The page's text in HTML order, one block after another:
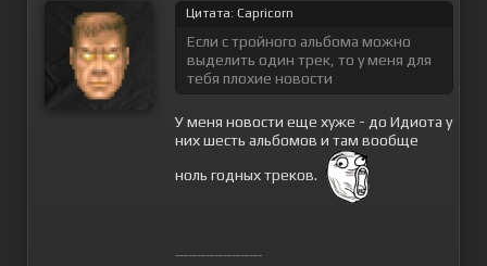
Цитата: Capricorn
Если с тройного альбома можно
выделить один трек, то у меня для
тебя плохие новости
У меня новости еще хуже - до Идиота у
них шесть альбомов и там вообще
ноль годных треков.
--------------------